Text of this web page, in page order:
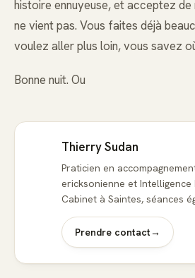
histoire ennuyeuse, et acceptez
ne vient pas. Vous faites déjà
voulez aller plus loin, vous savez
Bonne nuit. Ou
Thierry Sudan
Praticien en
ericksonienne et Intelligence
Cabinet à Saintes, séances
Prendre contact→